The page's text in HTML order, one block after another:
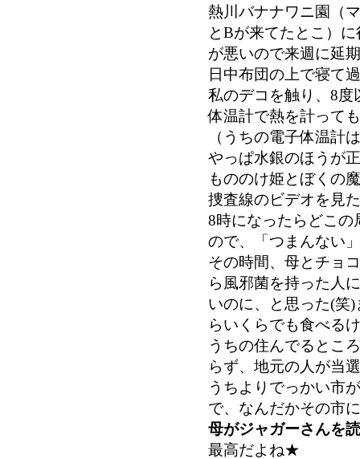
熱川バナナワニ園（
とBが来てたとこ）
が悪いので来週に延
日中布団の上で寝て
私のデコを触り、8
体温計で熱を計って
（うちの電子体温計
やっぱ水銀のほうが
もののけ姫とぼくの
捜査線のビデオを見
8時になったらどこ
ので、「つまんない
その時間、母とチョ
ら風邪菌を持った人
いのに、と思った(笑
らいくらでも食べる
うちの住んでるとこ
らず、地元の人が当
うちよりでっかい市
で、なんだかその市
母がジャガーさんを
最高だよね★